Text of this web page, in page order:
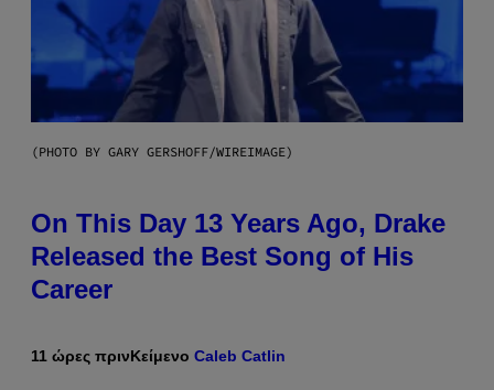
(PHOTO BY GARY GERSHOFF/WIREIMAGE)
On This Day 13 Years Ago, Drake
Released the Best Song of His
Career
11 ώρες πρινΚείμενο Caleb Catlin